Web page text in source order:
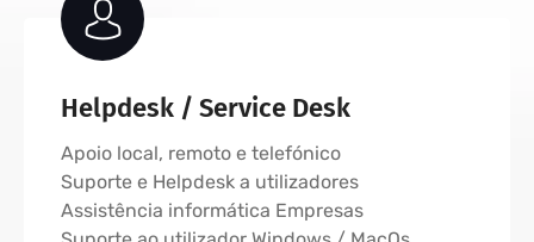
Helpdesk / Service Desk
Apoio local, remoto e telefónico
Suporte e Helpdesk a utilizadores
Assistência informática Empresas